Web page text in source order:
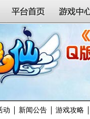
平台首页 游戏中心
动 新闻公告 游戏攻略